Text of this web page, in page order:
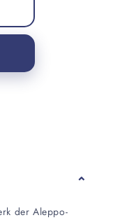
der Aleppo-